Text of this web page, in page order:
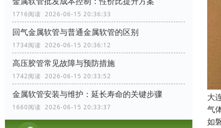
1716阅读 2026-06-15 20:36:33
回气金属软管与普通金属软管的区别
1734阅读 2026-06-15 20:36:12
高压胶管常见故障与预防措施
1742阅读 2026-06-15 20:33:52
金属软管安装与维护：延长寿命的关键步骤
1660阅读 2026-06-15 20:33:37
大
气
如